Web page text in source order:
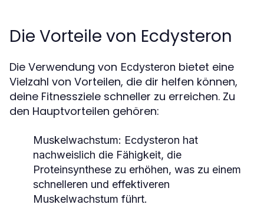
Die Vorteile von Ecdysteron
Die Verwendung von Ecdysteron bietet eine
Vielzahl von Vorteilen, die dir helfen können,
deine Fitnessziele schneller zu erreichen. Zu
den Hauptvorteilen gehören:
Muskelwachstum: Ecdysteron hat
nachweislich die Fähigkeit, die
Proteinsynthese zu erhöhen, was zu einem
schnelleren und effektiveren
Muskelwachstum führt.